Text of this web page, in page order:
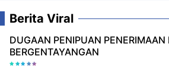
Berita Viral
DUGAAN PENIPUAN PENERIMAAN P3K
BERGENTAYANGAN